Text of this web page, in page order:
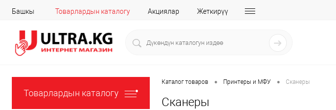
Башкы Товарлардын каталогу Акциялар Жеткирүү
Товарлардын каталогу
Каталог товаров • Принтеры и МФУ • Сканеры
Сканеры